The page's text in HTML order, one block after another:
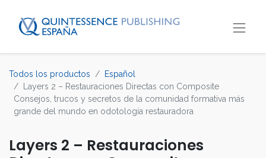
Todos los productos
Español
Layers 2 – Restauraciones Directas con Composite
Consejos, trucos y secretos de la comunidad formativa más
grande del mundo en odotología restauradora
Layers 2 – Restauraciones